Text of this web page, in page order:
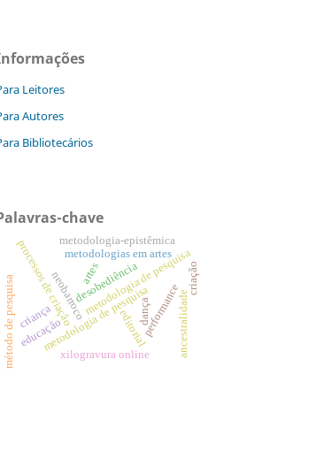
Leitores
Autores
Bibliotecários
chave
metodologia de pesquisa
metodologia de pesquisa
processos de criação artes
dança
performanceancestralidade
neobarrocodesobediência
editorial
metodologias em artes
educação
xilogravura online
método de pesquisa criação
metodologia-epistêmica
criança